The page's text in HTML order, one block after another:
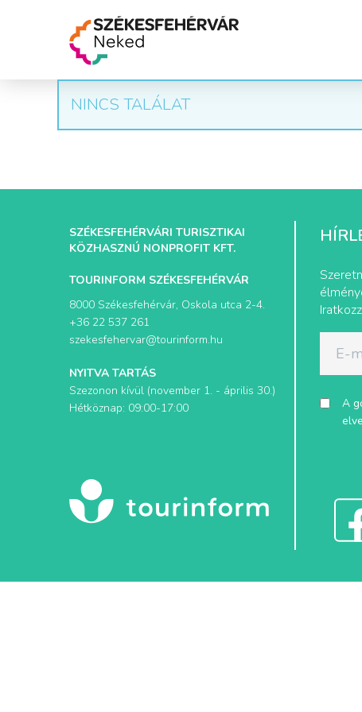
NINCS TALÁLAT
SZÉKESFEHÉRVÁRI TURISZTIKAI
KÖZHASZNÚ NONPROFIT KFT.
TOURINFORM SZÉKESFEHÉRVÁR
8000 Székesfehérvár, Oskola utca 2-4.
+36 22 537 261
szekesfehervar@tourinform.hu
NYITVA TARTÁS
Szezonon kívül (november 1. - április 30.)
Hétköznap: 09:00-17:00
A